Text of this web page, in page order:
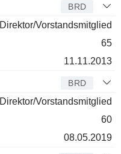
BRD
Direktor/Vorstandsmitglied
65
11.11.2013
BRD
Direktor/Vorstandsmitglied
60
08.05.2019